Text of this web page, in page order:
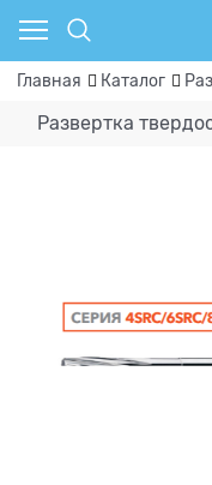
Главная Каталог
Развертка